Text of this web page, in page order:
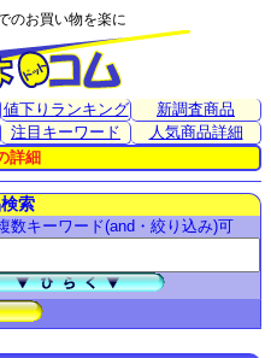
のお買い物を楽に
値下りランキング
新調査商品
注目キーワード
人気商品詳細
詳細
索
数キーワード(and・絞り込み)可